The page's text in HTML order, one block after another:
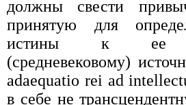
должны свести
принятую для
истины к ее
(средневековому)
adaequatio rei ad
в себе не